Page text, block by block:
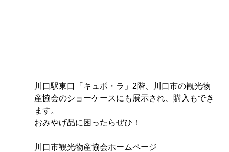
川口駅東口
「キュポ・ラ」2階、川口市の観光物
産協会のショーケースにも展示され、購入もでき
ます。
おみやげ品に困ったらぜひ！
川口市観光物産協会ホームページ